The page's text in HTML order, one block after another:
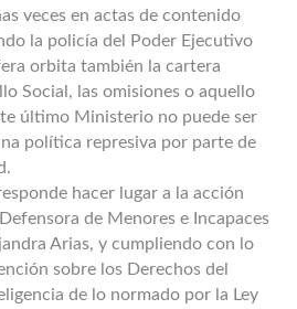
veces en actas de contenido
la policía del Poder Ejecutivo
orbita también la cartera
Social, las omisiones o aquello
último Ministerio no puede ser
política represiva por parte de
hacer lugar a la acción
de Menores e Incapaces
Arias, y cumpliendo con lo
sobre los Derechos del
de lo normado por la Ley